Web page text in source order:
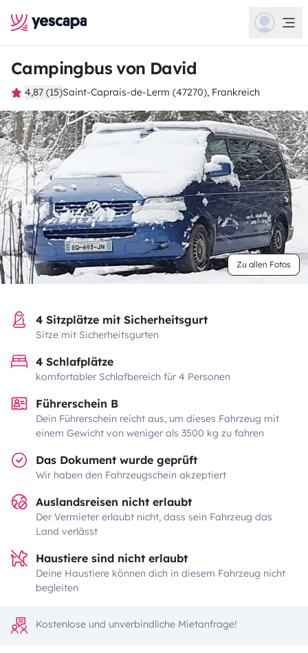
Campingbus von David
4,87 (15)Saint-Caprais-de-Lerm (47270), Frankreich
Zu allen Fotos
4 Sitzplätze mit Sicherheitsgurt
Sitze mit Sicherheitsgurten
4 Schlafplätze
komfortabler Schlafbereich für 4 Personen
Führerschein B
Dein Führerschein reicht aus, um dieses Fahrzeug mit
einem Gewicht von weniger als 3500 kg zu fahren
Das Dokument wurde geprüft
Wir haben den Fahrzeugschein akzeptiert
Auslandsreisen nicht erlaubt
Der Vermieter erlaubt nicht, dass sein Fahrzeug das
Land verlässt
Haustiere sind nicht erlaubt
Deine Haustiere können dich in diesem Fahrzeug nicht
begleiten
Kostenlose und unverbindliche Mietanfrage!